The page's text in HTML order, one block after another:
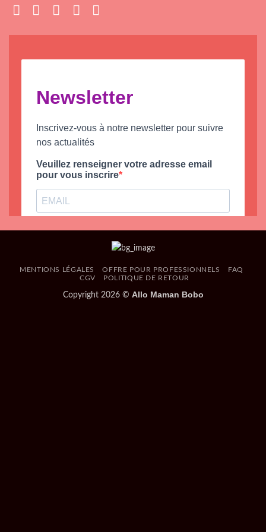
MENTIONS LÉGALES OFFRE POUR PROFESSIONNELS
FAQ
CGV
POLITIQUE DE RETOUR
Copyright 2026 © Allo Maman Bobo